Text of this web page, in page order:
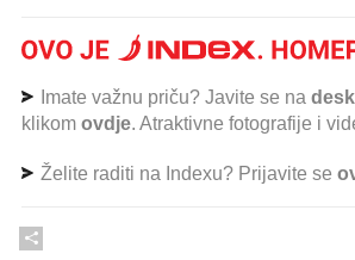
Imate važnu priču? Javite se na
klikom ovdje. Atraktivne fotografije i
Želite raditi na Indexu? Prijavite se